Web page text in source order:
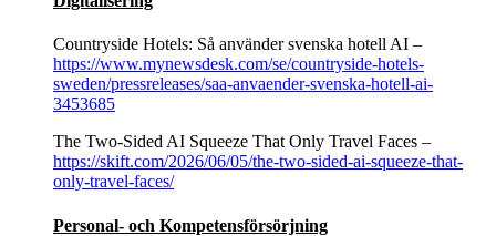
Countryside Hotels: Så använder svenska hotell AI –
https://www.mynewsdesk.com/se/countryside-hotels-
sweden/pressreleases/saa-anvaender-svenska-hotell-ai-
3453685
The Two-Sided AI Squeeze That Only Travel Faces –
https://skift.com/2026/06/05/the-two-sided-ai-squeeze-that-
only-travel-faces/
Personal- och Kompetensförsörjning